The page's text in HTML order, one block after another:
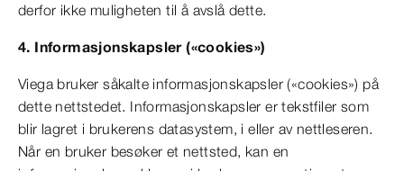
derfor ikke muligheten til å avslå dette.
4. Informasjonskapsler («cookies»)
Viega bruker såkalte informasjonskapsler («cookies») på
dette nettstedet. Informasjonskapsler er tekstfiler som
blir lagret i brukerens datasystem, i eller av nettleseren.
Når en bruker besøker et nettsted, kan en